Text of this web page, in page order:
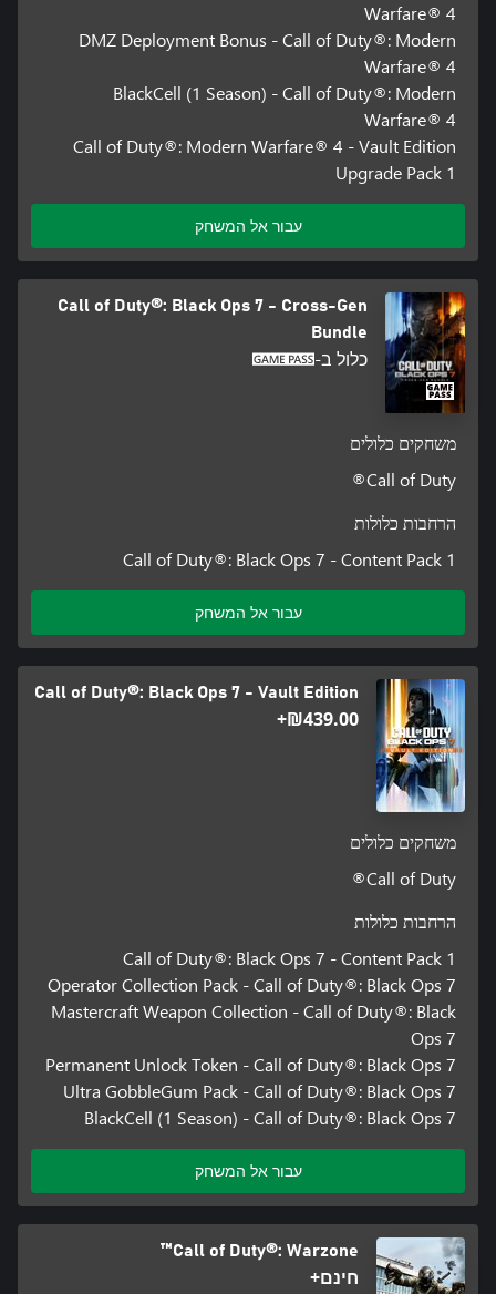
Warfare® 4
DMZ Deployment Bonus - Call of Duty®: Modern
Warfare® 4
BlackCell (1 Season) - Call of Duty®: Modern
Warfare® 4
Call of Duty®: Modern Warfare® 4 - Vault Edition
Upgrade Pack 1
עבור אל המשחק
Call of Duty®: Black Ops 7 - Cross-Gen
Bundle
כלול ב-
משחקים כלולים
Call of Duty®
הרחבות כלולות
Call of Duty®: Black Ops 7 - Content Pack 1
עבור אל המשחק
Call of Duty®: Black Ops 7 - Vault Edition
‪₪‎439.00‬+
משחקים כלולים
Call of Duty®
הרחבות כלולות
Call of Duty®: Black Ops 7 - Content Pack 1
Operator Collection Pack - Call of Duty®: Black Ops 7
Mastercraft Weapon Collection - Call of Duty®: Black
Ops 7
Permanent Unlock Token - Call of Duty®: Black Ops 7
Ultra GobbleGum Pack - Call of Duty®: Black Ops 7
BlackCell (1 Season) - Call of Duty®: Black Ops 7
עבור אל המשחק
Call of Duty®: Warzone™
חינם+